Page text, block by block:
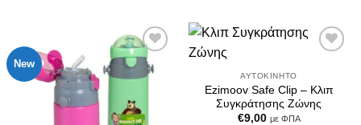
New
Add to
Wishlist
ΑΥΤΟΚΊΝΗΤΟ
Ezimoov Safe Clip – Κλιπ
Συγκράτησης Ζώνης
€9,00 με ΦΠΑ